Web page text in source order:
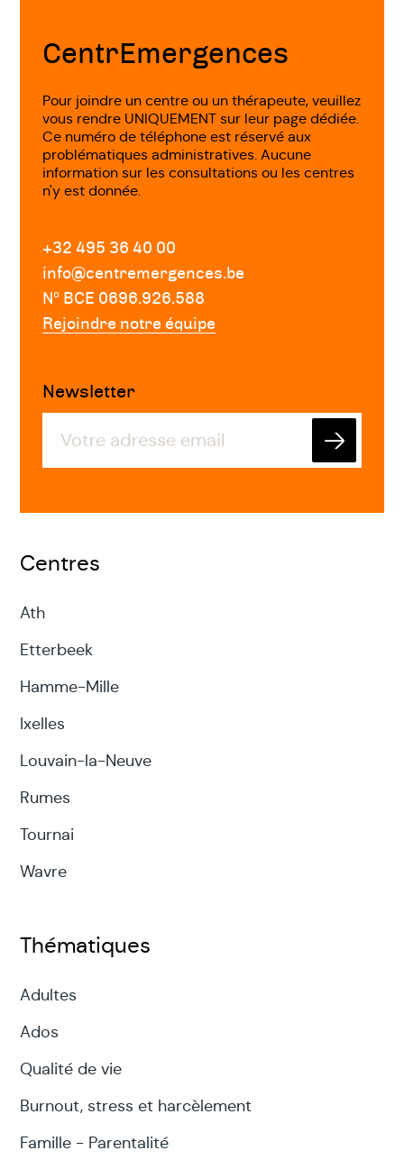
CentrEmergences
Pour joindre un centre ou un thérapeute, veuillez
vous rendre UNIQUEMENT sur leur page dédiée.
Ce numéro de téléphone est réservé aux
problématiques administratives. Aucune
information sur les consultations ou les centres
n'y est donnée.
+32 495 36 40 00
info@centremergences.be
Nº BCE 0696.926.588
Rejoindre notre équipe
Newsletter
Centres
Ath
Etterbeek
Hamme-Mille
Ixelles
Louvain-la-Neuve
Rumes
Tournai
Wavre
Thématiques
Adultes
Ados
Qualité de vie
Burnout, stress et harcèlement
Famille - Parentalité